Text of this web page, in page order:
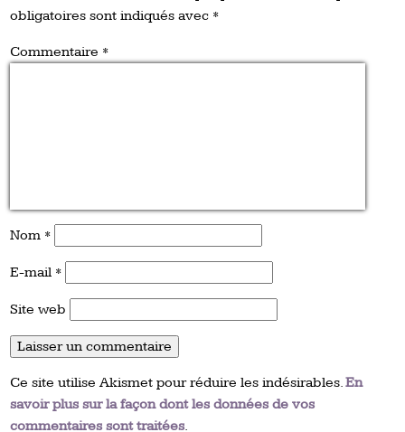
obligatoires sont indiqués avec *
Commentaire *
Nom *
E-mail *
Site web
Ce site utilise Akismet pour réduire les indésirables.En
savoir plus sur la façon dont les données de vos
commentaires sont traitées.